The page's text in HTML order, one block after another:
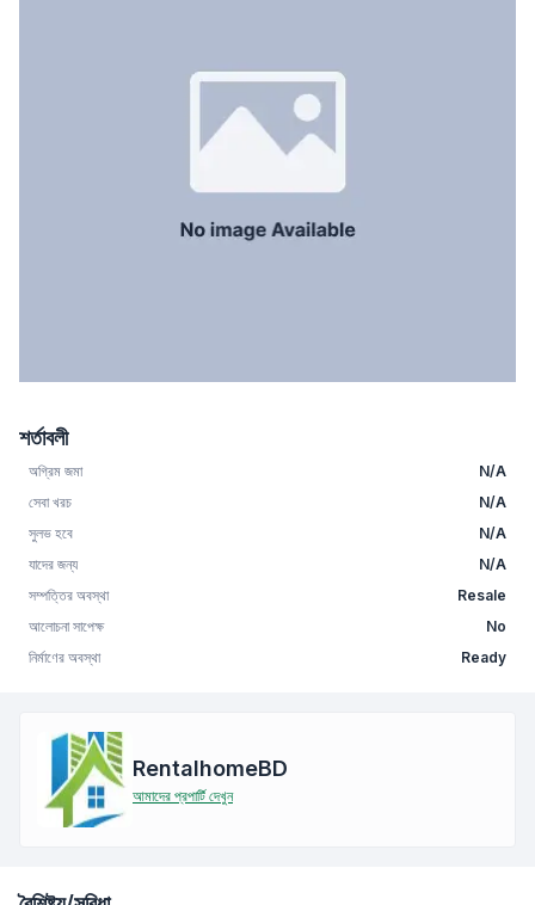
শর্তাবলী
অগ্রিম জমা
N/A
সেবা খরচ
N/A
সুলভ হবে
N/A
যাদের জন্য
N/A
সম্পত্তির অবস্থা
Resale
আলোচনা সাপেক্ষ
No
নির্মাণের অবস্থা
Ready
RentalhomeBD
আমাদের প্রপার্টি দেখুন